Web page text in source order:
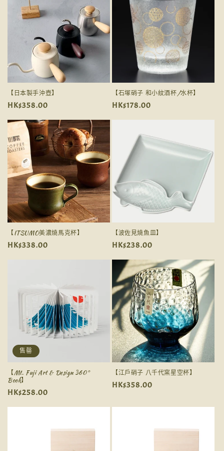
【日本製手沖壺】
定
價
HK$358.00
【石塚硝子 和小紋酒杯/水杯】
定
價
HK$178.00
【ITSUMO美濃燒馬克杯】
定
HK$338.00
【波佐見燒魚皿】
定
價
HK$238.00
售罄
【Mt. Fuji Art & Design 360°
Book】
定
價
HK$258.00
【江戶硝子 八千代窯星空杯】
定
HK$358.00